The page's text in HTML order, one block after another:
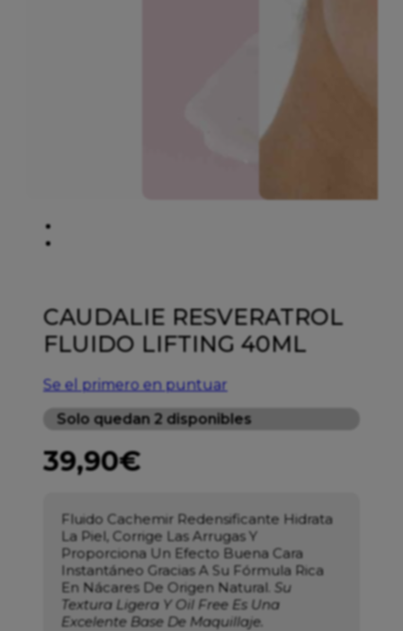
CAUDALIE RESVERATROL
FLUIDO LIFTING 40ML
Se el primero en puntuar
Solo quedan 2 disponibles
39,90€
Fluido Cachemir Redensificante Hidrata
La Piel, Corrige Las Arrugas Y
Proporciona Un Efecto Buena Cara
Instantáneo Gracias A Su Fórmula Rica
En Nácares De Origen Natural. Su
Textura Ligera Y Oil Free Es Una
Excelente Base De Maquillaje.